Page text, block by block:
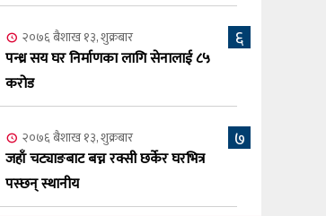
२०७६ बैशाख १३, शुक्रबार
पन्ध्र सय घर निर्माणका लागि सेनालाई ८५
करोड
६
२०७६ बैशाख १३, शुक्रबार
जहाँ चट्याङबाट बच्न रक्सी छर्केर घरभित्र
पस्छन् स्थानीय
७